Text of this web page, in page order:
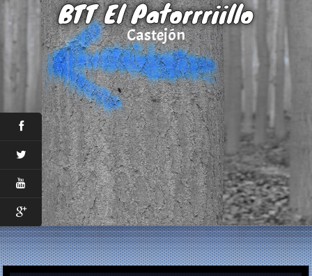
BTT El Patorrriillo
Castejón